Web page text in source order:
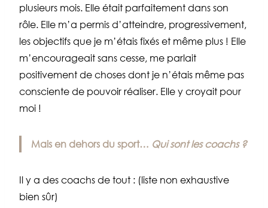
plusieurs mois. Elle était parfaitement dans son
rôle. Elle m’a permis d’atteindre, progressivement,
les objectifs que je m’étais fixés et même plus ! Elle
m’encourageait sans cesse, me parlait
positivement de choses dont je n’étais même pas
consciente de pouvoir réaliser. Elle y croyait pour
moi !
Mais en dehors du sport… Qui sont les coachs ?
Il y a des coachs de tout : (liste non exhaustive
bien sûr)